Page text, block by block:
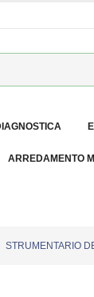
ARREDAMENTO
STRUMENTARIO